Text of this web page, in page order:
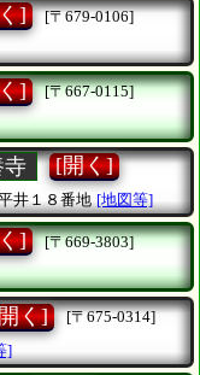
]
[〒679-0106]
]
[〒667-0115]
寺 [開く]
井１８番地 [地図等]
]
[〒669-3803]
く]
[〒675-0314]
]